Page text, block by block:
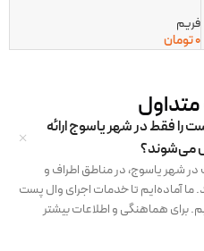
فریم
0تومان
را فقط در شهر یاسوج ارائه
می‌شوند؟
در شهر یاسوج، در مناطق اطراف و
آماده‌ایم تا خدمات اجرای وال پست
برای هماهنگی و اطلاعات بیشتر